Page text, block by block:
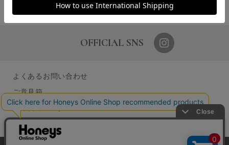
1～1件 (全1件)
OFFICIAL SNS
よくあるお問い合わせ
ご意見箱
営業日カレンダー
店舗検索
採用情報